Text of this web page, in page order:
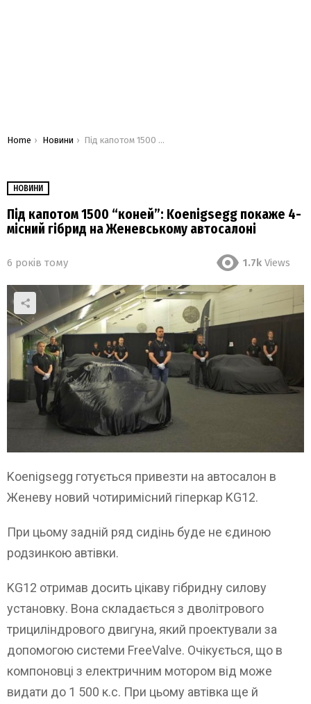
You are here:
Home Новини Під капотом 1500 “коней”: Koenigsegg покаже 4-місний гібрид на Женевському автосалоні
НОВИНИ
Під капотом 1500 “коней”: Koenigsegg покаже 4-
місний гібрид на Женевському автосалоні
6 років тому 1.7k Views
Koenigsegg готується привезти на автосалон в
Женеву новий чотиримісний гіперкар KG12.
При цьому задній ряд сидінь буде не єдиною
родзинкою автівки.
KG12 отримав досить цікаву гібридну силову
установку. Вона складається з дволітрового
трициліндрового двигуна, який проектували за
допомогою системи FreeValve. Очікується, що в
компоновці з електричним мотором від може
видати до 1 500 к.с. При цьому автівка ще й